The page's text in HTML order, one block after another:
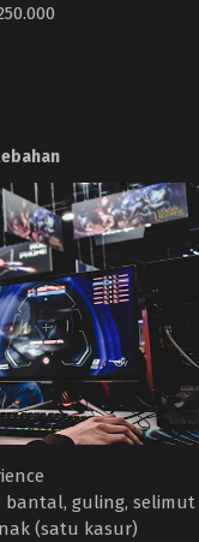
bantal, guling, selimut
(satu kasur)